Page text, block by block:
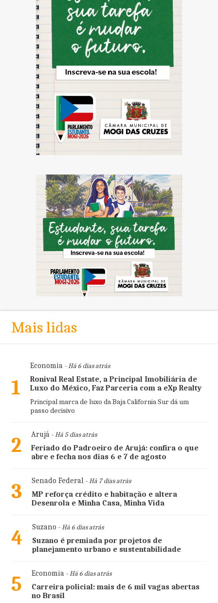
Mais lidas
1
Economia- Há 6 dias atrás
Ronival Real Estate, a Principal Imobiliária de
Luxo do México, Faz Parceria com a eXp Realty
Principal marca de luxo da Baja California Sur dá um
passo decisivo
2 Arujá- Há 5 dias atrás
Feriado do Padroeiro de Arujá: confira o que
abre e fecha nos dias 6 e 7 de agosto
3 Senado Federal- Há 7 dias atrás
MP reforça crédito e habitação e altera
Desenrola e Minha Casa, Minha Vida
4 Suzano - Há 6 dias atrás
Suzano é premiada por projetos de
planejamento urbano e sustentabilidade
5 Economia- Há 6 dias atrás
Carreira policial: mais de 6 mil vagas abertas
no Brasil